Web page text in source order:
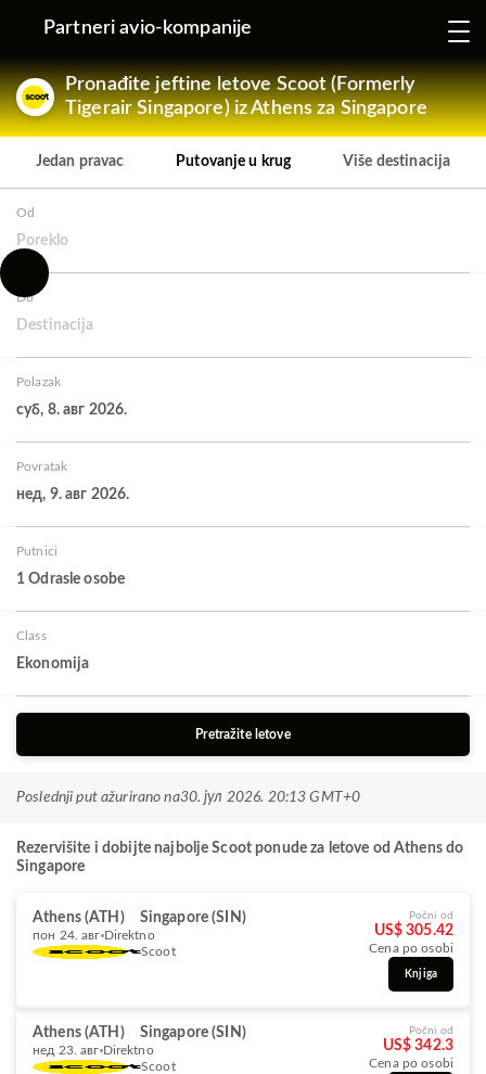
Partneri avio-kompanije
Pronađite jeftine letove Scoot (Formerly
Tigerair Singapore) iz Athens za Singapore
Jedan pravac Putovanje u krug Više destinacija
Od
Poreklo
Do
Destinacija
Polazak
суб, 8. авг 2026.
Povratak
нед, 9. авг 2026.
Putnici
1 Odrasle osobe
Class
Ekonomija
Pretražite letove
Poslednji put ažurirano na30. јул 2026. 20:13 GMT+0
Rezervišite i dobijte najbolje Scoot ponude za letove od Athens do
Singapore
Athens (ATH) Singapore (SIN)
пон 24. авг Direktno
Scoot
Počni od
US$ 305.42
Cena po osobi
Knjiga
Athens (ATH) Singapore (SIN)
нед 23. авг Direktno
Scoot
Počni od
US$ 342.3
Cena po osobi